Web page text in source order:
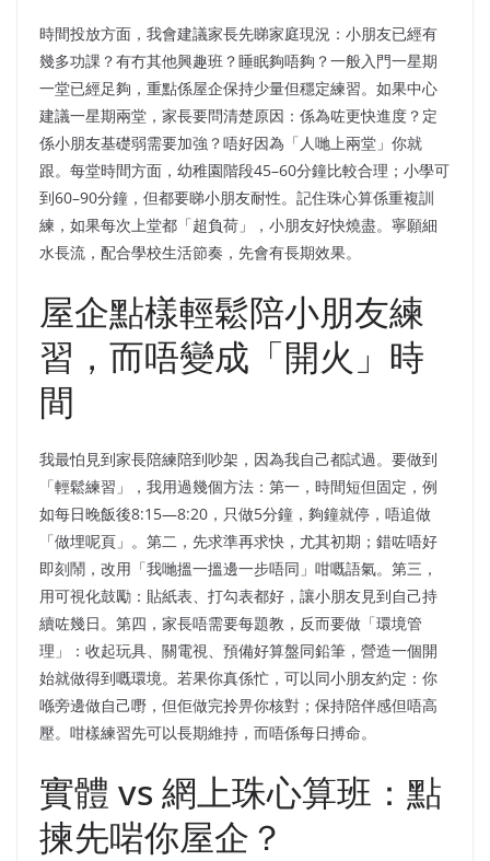
時間投放方面，我會建議家長先睇家庭現況：小朋友已經有
幾多功課？有冇其他興趣班？睡眠夠唔夠？一般入門一星期
一堂已經足夠，重點係屋企保持少量但穩定練習。如果中心
建議一星期兩堂，家長要問清楚原因：係為咗更快進度？定
係小朋友基礎弱需要加強？唔好因為「人哋上兩堂」你就
跟。每堂時間方面，幼稚園階段45–60分鐘比較合理；小學可
到60–90分鐘，但都要睇小朋友耐性。記住珠心算係重複訓
練，如果每次上堂都「超負荷」，小朋友好快燒盡。寧願細
水長流，配合學校生活節奏，先會有長期效果。
屋企點樣輕鬆陪小朋友練
習，而唔變成「開火」時
間
我最怕見到家長陪練陪到吵架，因為我自己都試過。要做到
「輕鬆練習」，我用過幾個方法：第一，時間短但固定，例
如每日晚飯後8:15—8:20，只做5分鐘，夠鐘就停，唔追做
「做埋呢頁」。第二，先求準再求快，尤其初期；錯咗唔好
即刻鬧，改用「我哋搵一搵邊一步唔同」咁嘅語氣。第三，
用可視化鼓勵：貼紙表、打勾表都好，讓小朋友見到自己持
續咗幾日。第四，家長唔需要每題教，反而要做「環境管
理」：收起玩具、關電視、預備好算盤同鉛筆，營造一個開
始就做得到嘅環境。若果你真係忙，可以同小朋友約定：你
喺旁邊做自己嘢，但佢做完拎畀你核對；保持陪伴感但唔高
壓。咁樣練習先可以長期維持，而唔係每日搏命。
實體 vs 網上珠心算班：點
揀先啱你屋企？